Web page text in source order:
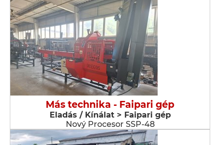
Más technika - Faipari gép
Eladás / Kínálat > Faipari gép
Nový Procesor SSP-48